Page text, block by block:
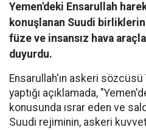
Yemen'deki Ensarullah
konuşlanan Suudi
füze ve insansız hava
duyurdu.
Ensarullah'ın askeri sözcüsü
yaptığı açıklamada,
konusunda ısrar eden ve
Suudi rejiminin, askeri